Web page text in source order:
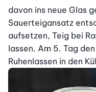
davon ins neue Glas
Sauerteigansatz
aufsetzen, Teig bei
lassen. Am 5. Tag
Ruhenlassen in den